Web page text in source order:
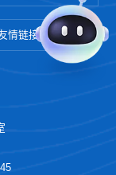
情链接